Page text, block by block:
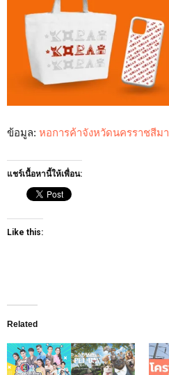
ข้อมูล: หอการค้าจังหวัดนครราชสีมา
แชร์เนื้อหานี้ให้เพื่อน:
Like this:
Related